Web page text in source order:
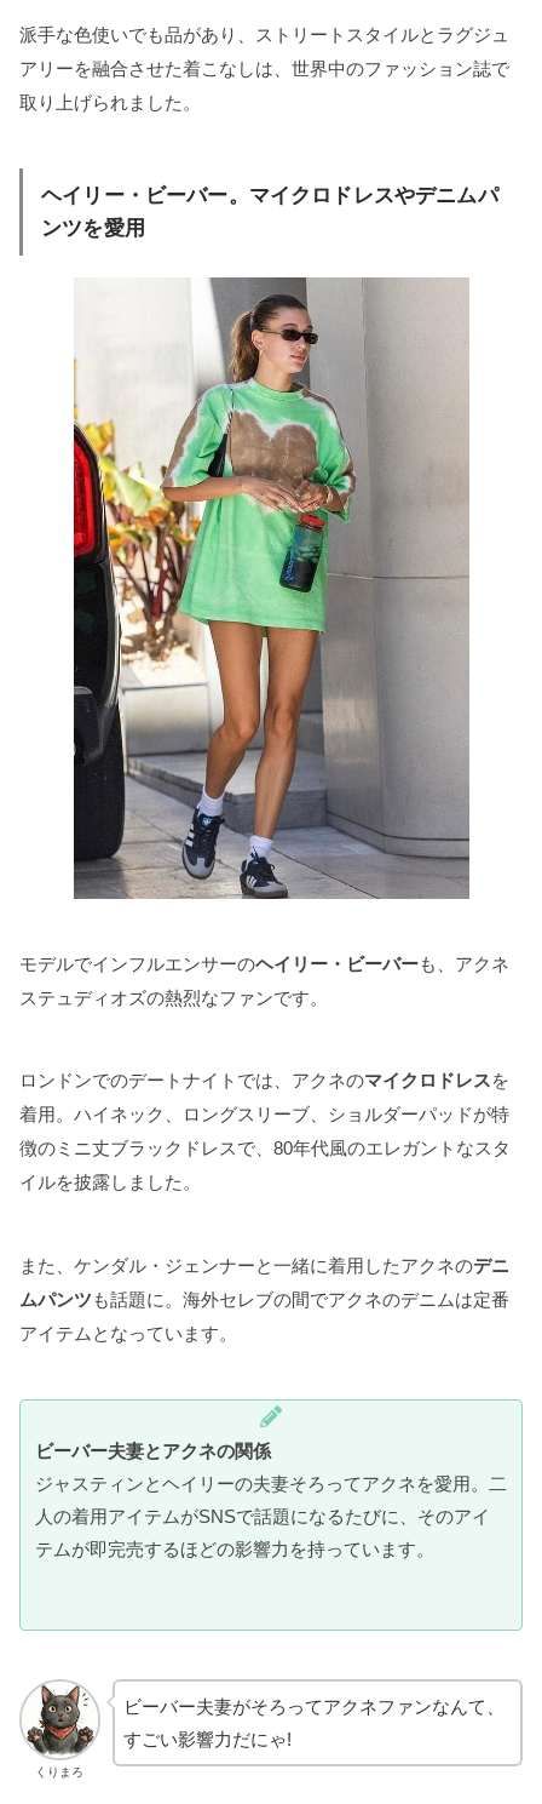
派手な色使いでも品があり、ストリートスタイルとラグジュ
アリーを融合させた着こなしは、世界中のファッション誌で
取り上げられました。
ヘイリー・ビーバー。マイクロドレスやデニムパ
ンツを愛用
モデルでインフルエンサーのヘイリー・ビーバーも、アクネ
ステュディオズの熱烈なファンです。
ロンドンでのデートナイトでは、アクネのマイクロドレスを
着用。ハイネック、ロングスリーブ、ショルダーパッドが特
徴のミニ丈ブラックドレスで、80年代風のエレガントなスタ
イルを披露しました。
また、ケンダル・ジェンナーと一緒に着用したアクネのデニ
ムパンツ も話題に。海外セレブの間でアクネのデニムは定番
アイテムとなっています。
ビーバー夫妻とアクネの関係
ジャスティンとヘイリーの夫妻そろってアクネを愛用。二
人の着用アイテムがSNSで話題になるたびに、そのアイ
テムが即完売するほどの影響力を持っています。
くりまろ
ビーバー夫妻がそろってアクネファンなんて、
すごい影響力だにゃ!